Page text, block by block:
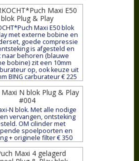
Maxi E50 blok
met externe bobine en
goede compressie
is afgesteld en
naar behoren (blauwe
bobine) zit een 10mm
op, ook keuze uit
BING carburateur € 225
N blok. Met alle nodige
vervangen, ontsteking
OM cilinder met
spoelpoorten en
+ originele filter € 350